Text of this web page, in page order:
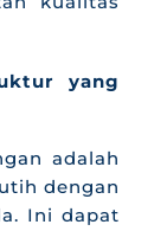
yang
adalah
dengan
Ini dapat